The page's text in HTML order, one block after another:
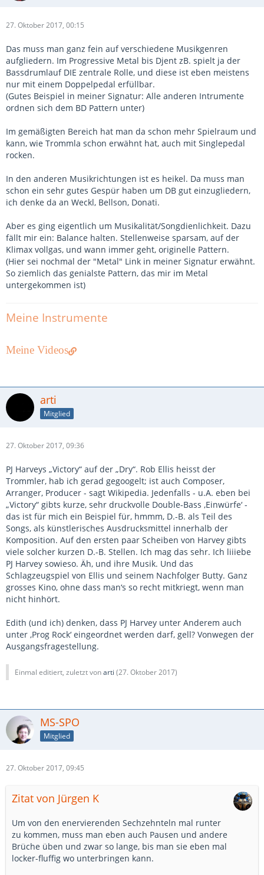
27. Oktober 2017, 00:15
Das muss man ganz fein auf verschiedene Musikgenren
aufgliedern. Im Progressive Metal bis Djent zB. spielt ja der
Bassdrumlauf DIE zentrale Rolle, und diese ist eben meistens
nur mit einem Doppelpedal erfüllbar.
(Gutes Beispiel in meiner Signatur: Alle anderen Intrumente
ordnen sich dem BD Pattern unter)
Im gemäßigten Bereich hat man da schon mehr Spielraum und
kann, wie Trommla schon erwähnt hat, auch mit Singlepedal
rocken.
In den anderen Musikrichtungen ist es heikel. Da muss man
schon ein sehr gutes Gespür haben um DB gut einzugliedern,
ich denke da an Weckl, Bellson, Donati.
Aber es ging eigentlich um Musikalität/Songdienlichkeit. Dazu
fällt mir ein: Balance halten. Stellenweise sparsam, auf der
Klimax vollgas, und wann immer geht, originelle Pattern.
(Hier sei nochmal der "Metal" Link in meiner Signatur erwähnt.
So ziemlich das genialste Pattern, das mir im Metal
untergekommen ist)
Meine Instrumente
Meine Videos
arti
Mitglied
27. Oktober 2017, 09:36
PJ Harveys „Victory“ auf der „Dry“. Rob Ellis heisst der
Trommler, hab ich gerad gegoogelt; ist auch Composer,
Arranger, Producer - sagt Wikipedia. Jedenfalls - u.A. eben bei
„Victory“ gibts kurze, sehr druckvolle Double-Bass ‚Einwürfe‘ -
das ist für mich ein Beispiel für, hmmm, D.-B. als Teil des
Songs, als künstlerisches Ausdrucksmittel innerhalb der
Komposition. Auf den ersten paar Scheiben von Harvey gibts
viele solcher kurzen D.-B. Stellen. Ich mag das sehr. Ich liiiebe
PJ Harvey sowieso. Äh, und ihre Musik. Und das
Schlagzeugspiel von Ellis und seinem Nachfolger Butty. Ganz
grosses Kino, ohne dass man‘s so recht mitkriegt, wenn man
nicht hinhört.
Edith (und ich) denken, dass PJ Harvey unter Anderem auch
unter ‚Prog Rock‘ eingeordnet werden darf, gell? Vonwegen der
Ausgangsfragestellung.
Einmal editiert, zuletzt vonarti (27. Oktober 2017)
MS-SPO
Mitglied
27. Oktober 2017, 09:45
Zitat von Jürgen K
Um von den enervierenden Sechzehnteln mal runter
zu kommen, muss man eben auch Pausen und andere
Brüche üben und zwar so lange, bis man sie eben mal
locker-fluffig wo unterbringen kann.